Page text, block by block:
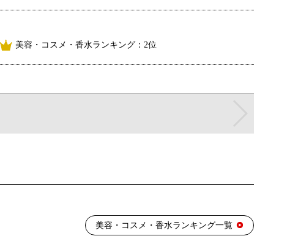
美容・コスメ・香水ランキング：2位
美容・コスメ・香水ランキング一覧